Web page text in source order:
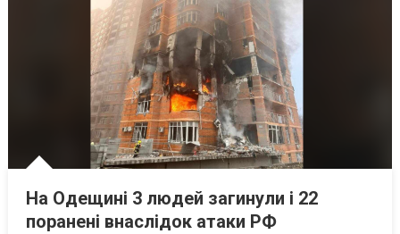
На Одещині 3 людей загинули і 22
поранені внаслідок атаки РФ